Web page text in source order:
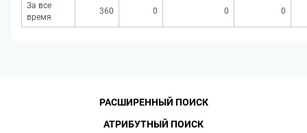
За все
время
360 0 0 0
РАСШИРЕННЫЙ ПОИСК
АТРИБУТНЫЙ ПОИСК